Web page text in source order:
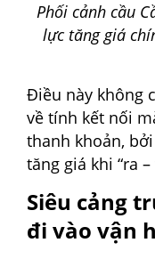
Phối cảnh cầu
lực tăng giá
Điều này không
về tính kết nối
thanh khoản,
tăng giá khi “ra
Siêu cảng
đi vào vận